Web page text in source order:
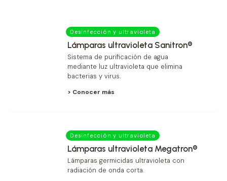
Desinfección y ultravioleta
Lámparas ultravioleta Sanitron®
Sistema de purificación de agua
mediante luz ultravioleta que elimina
bacterias y virus.
> Conocer más
Desinfección y ultravioleta
Lámparas ultravioleta Megatron®
Lámparas germicidas ultravioleta con
radiación de onda corta.